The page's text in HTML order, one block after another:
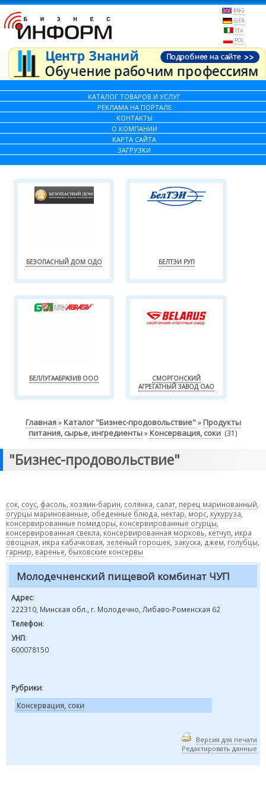
ENG
GER
ITA
POL
КАТАЛОГ ТОВАРОВ И УСЛУГ
РЕКЛАМА НА ПОРТАЛЕ
КОНТАКТЫ
О КОМПАНИИ
КАРТА САЙТА
ЗАГРУЗКИ
БЕЗОПАСНЫЙ ДОМ ОДО БЕЛТЭИ РУП
БЕЛЛУГААБРАЗИВ ООО
СМОРГОНСКИЙ
АГРЕГАТНЫЙ ЗАВОД ОАО
Главная» Каталог "Бизнес-продовольствие"» Продукты
питания, сырье, ингредиенты» Консервация, соки (31)
"Бизнес-продовольствие"
сок соус фасоль хозяин-барин солянка салат перец маринованный
огурцы маринованные обеденные блюда нектар морс кукуруза
консервированные помидоры консервированные огурцы
консервированная свекла консервированная морковь кетчуп икра
овощная икра кабачковая зеленый горошек закуска джем голубцы
гарнир варенье быховские консервы
Молодечненский пищевой комбинат ЧУП
Адрес:
222310, Минская обл., г. Молодечно, Либаво-Роменская 62
Телефон:
УНП:
600078150
Рубрики:
Консервация, соки
Версия для печати
Редактировать данные